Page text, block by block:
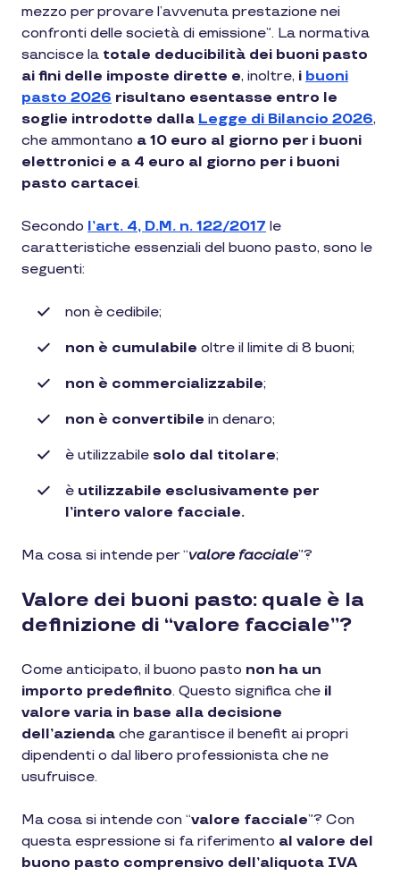
mezzo per provare l’avvenuta prestazione nei
confronti delle società di emissione”. La normativa
sancisce la totale deducibilità dei buoni pasto
ai fini delle imposte dirette e, inoltre, i buoni
pasto 2026 risultano esentasse entro le
soglie introdotte dalla Legge di Bilancio 2026,
che ammontano a 10 euro al giorno per i buoni
elettronici e a 4 euro al giorno per i buoni
pasto cartacei.
Secondo l’art. 4, D.M. n. 122/2017 le
caratteristiche essenziali del buono pasto, sono le
seguenti:
non è cedibile;
non è cumulabile oltre il limite di 8 buoni;
non è commercializzabile;
non è convertibile in denaro;
è utilizzabile solo dal titolare;
è utilizzabile esclusivamente per
l’intero valore facciale.
Ma cosa si intende per “valore facciale”?
Valore dei buoni pasto: quale è la
definizione di “valore facciale”?
Come anticipato, il buono pasto non ha un
importo predefinito. Questo significa che il
valore varia in base alla decisione
dell’azienda che garantisce il benefit ai propri
dipendenti o dal libero professionista che ne
usufruisce.
Ma cosa si intende con “valore facciale”? Con
questa espressione si fa riferimento al valore del
buono pasto comprensivo dell’aliquota IVA